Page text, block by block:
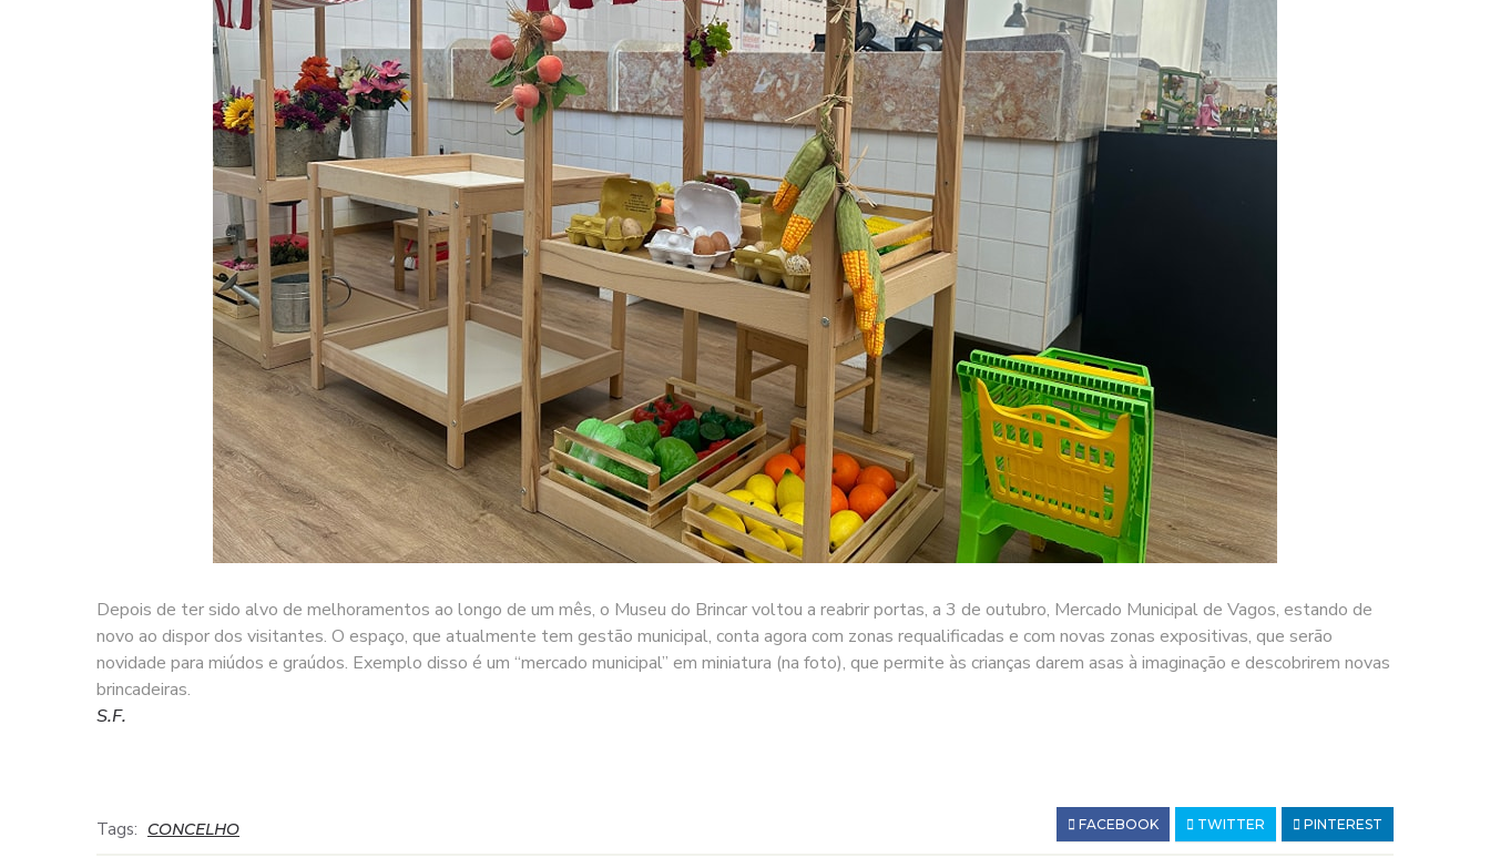
Depois de ter sido alvo de melhoramentos ao longo de um mês, o Museu do Brincar voltou a reabrir portas, a 3 de outubro, Mercado Municipal de Vagos, estando de
novo ao dispor dos visitantes. O espaço, que atualmente tem gestão municipal, conta agora com zonas requalificadas e com novas zonas expositivas, que serão
novidade para miúdos e graúdos. Exemplo disso é um “mercado municipal” em miniatura (na foto), que permite às crianças darem asas à imaginação e descobrirem novas
brincadeiras.
S.F.
Tags: CONCELHO FACEBOOK TWITTER PINTEREST